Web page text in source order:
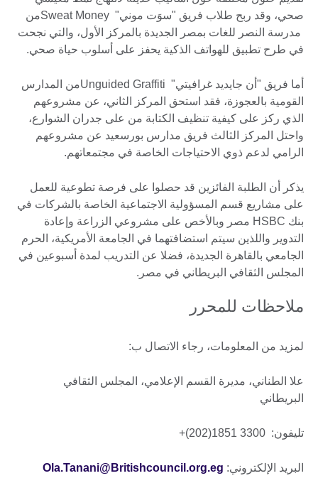
صحي، وقد ربح طلاب فريق "سوَت موني" Sweat Moneyمن
مدرسة النصر للغات بمصر الجديدة بالمركز الأول، والتي نجحت
في طرح تطبيق للهواتف الذكية يحفز على أسلوب حياة صحي.
أما فريق "أن جايديد غرافيتي" Unguided Graffitiمن المدارس
القومية بالعجوزة، فقد استحق المركز الثاني، عن مشروعهم
الذي ركز على كيفية تنظيف الكتابة من على جدران الشوارع،
واحتل المركز الثالث فريق مدارس بورسعيد عن مشروعهم
الرامي لدعم ذوي الاحتياجات الخاصة في مجتمعاتهم.
يذكر أن الطلبة الفائزين قد حصلوا على فرصة تطوعية للعمل
على مشاريع قسم المسؤولية الاجتماعية الخاصة بالشركات في
بنك HSBC مصر وبالأخص على مشروعي الزراعة وإعادة
التدوير واللذين سيتم استضافتهما في الجامعة الأمريكية، الحرم
الجامعي بالقاهرة الجديدة، فضلا عن التدريب لمدة أسبوعين في
المجلس الثقافي البريطاني في مصر.
ملاحظات للمحرر
لمزيد من المعلومات، رجاء الاتصال ب:
علا الطناني، مديرة القسم الإعلامي، المجلس الثقافي
البريطاني
تليفون: 3300 1851(202)+
البريد الإلكتروني: Ola.Tanani@Britishcouncil.org.eg